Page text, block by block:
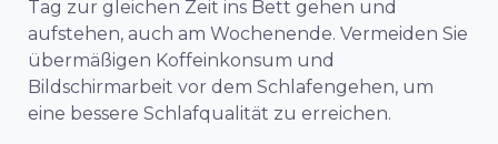
Tag zur gleichen Zeit ins Bett gehen und
aufstehen, auch am Wochenende. Vermeiden Sie
übermäßigen Koffeinkonsum und
Bildschirmarbeit vor dem Schlafengehen, um
eine bessere Schlafqualität zu erreichen.